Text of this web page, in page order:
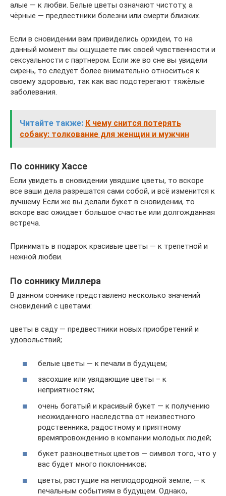
алые — к любви. Белые цветы означают чистоту, а
чёрные — предвестники болезни или смерти близких.
Если в сновидении вам привиделись орхидеи, то на
данный момент вы ощущаете пик своей чувственности и
сексуальности с партнером. Если же во сне вы увидели
сирень, то следует более внимательно относиться к
своему здоровью, так как вас подстерегают тяжёлые
заболевания.
Читайте также: К чему снится потерять
собаку: толкование для женщин и мужчин
По соннику Хассе
Если увидеть в сновидении увядшие цветы, то вскоре
все ваши дела разрешатся сами собой, и всё изменится к
лучшему. Если же вы делали букет в сновидении, то
вскоре вас ожидает большое счастье или долгожданная
встреча.
Принимать в подарок красивые цветы — к трепетной и
нежной любви.
По соннику Миллера
В данном соннике представлено несколько значений
сновидений с цветами:
цветы в саду — предвестники новых приобретений и
удовольствий;
белые цветы — к печали в будущем;
засохшие или увядающие цветы – к
неприятностям;
очень богатый и красивый букет — к получению
неожиданного наследства от неизвестного
родственника, радостному и приятному
времяпровождению в компании молодых людей;
букет разноцветных цветов — символ того, что у
вас будет много поклонников;
цветы, растущие на неплодородной земле, — к
печальным событиям в будущем. Однако,